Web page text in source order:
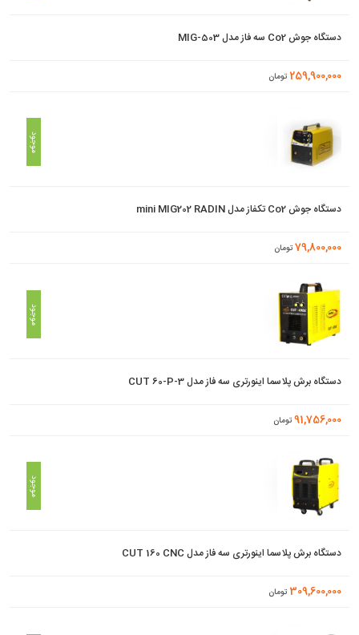
دستگاه جوش Co2 سه فاز مدل MIG-503
259,900,000 تومان
موجود
دستگاه جوش Co2 تکفاز مدل mini MIG202 RADIN
79,800,000 تومان
موجود
دستگاه برش پلاسما اینورتری سه فاز مدل CUT 60-P-3
91,756,000 تومان
موجود
دستگاه برش پلاسما اینورتری سه فاز مدل CUT 160 CNC
309,600,000 تومان